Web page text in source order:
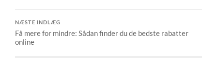
NÆSTE INDLÆG
Få mere for mindre: Sådan finder du de bedste rabatter
online